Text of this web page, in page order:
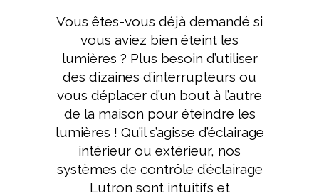
Vous êtes-vous déjà demandé si
vous aviez bien éteint les
lumières ? Plus besoin d’utiliser
des dizaines d’interrupteurs ou
vous déplacer d’un bout à l’autre
de la maison pour éteindre les
lumières ! Qu’il s’agisse d’éclairage
intérieur ou extérieur, nos
systèmes de contrôle d’éclairage
Lutron sont intuitifs et